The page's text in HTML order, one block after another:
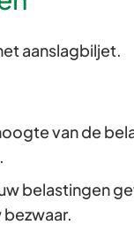
aanslagbiljet.
van de
belastingen